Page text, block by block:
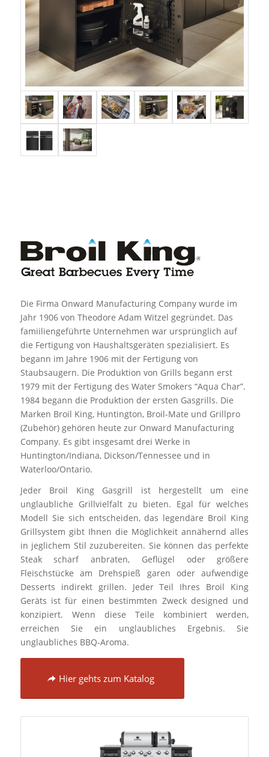
Die Firma Onward Manufacturing Company wurde im
Jahr 1906 von Theodore Adam Witzel gegründet. Das
famiiliengeführte Unternehmen war ursprünglich auf
die Fertigung von Haushaltsgeräten spezialisiert. Es
begann im Jahre 1906 mit der Fertigung von
Staubsaugern. Die Produktion von Grills begann erst
1979 mit der Fertigung des Water Smokers “Aqua Char”.
1984 begann die Produktion der ersten Gasgrills. Die
Marken Broil King, Huntington, Broil-Mate und Grillpro
(Zubehör) gehören heute zur Onward Manufacturing
Company. Es gibt insgesamt drei Werke in
Huntington/Indiana, Dickson/Tennessee und in
Waterloo/Ontario.
Jeder Broil King Gasgrill ist hergestellt um eine
unglaubliche Grillvielfalt zu bieten. Egal für welches
Modell Sie sich entscheiden, das legendäre Broil King
Grillsystem gibt Ihnen die Möglichkeit annähernd alles
in jeglichem Stil zuzubereiten. Sie können das perfekte
Steak scharf anbraten, Geflügel oder größere
Fleischstücke am Drehspieß garen oder aufwendige
Desserts indirekt grillen. Jeder Teil Ihres Broil King
Geräts ist für einen bestimmten Zweck designed und
konzipiert. Wenn diese Teile kombiniert werden,
erreichen Sie ein unglaubliches Ergebnis. Sie
unglaubliches BBQ-Aroma.
Hier gehts zum Katalog